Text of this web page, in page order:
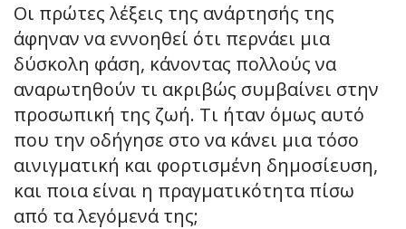
Οι πρώτες λέξεις της ανάρτησής της
άφηναν να εννοηθεί ότι περνάει μια
δύσκολη φάση, κάνοντας πολλούς να
αναρωτηθούν τι ακριβώς συμβαίνει στην
προσωπική της ζωή. Τι ήταν όμως αυτό
που την οδήγησε στο να κάνει μια τόσο
αινιγματική και φορτισμένη δημοσίευση,
και ποια είναι η πραγματικότητα πίσω
από τα λεγόμενά της;